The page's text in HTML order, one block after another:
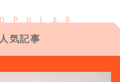
人気記事